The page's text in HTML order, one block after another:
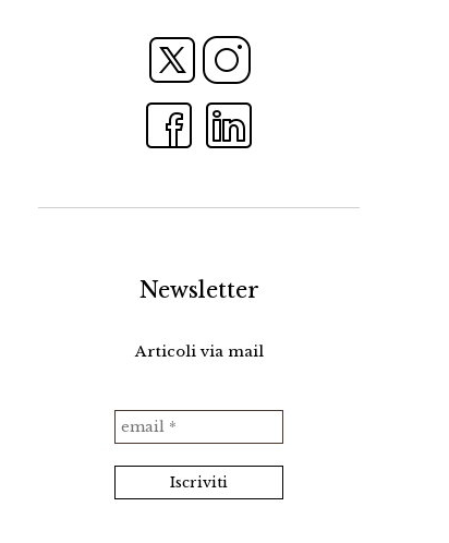
Newsletter
Articoli via mail